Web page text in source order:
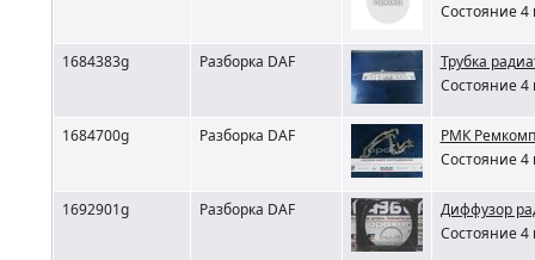
Состояние 4
1684383g Разборка DAF
Трубка
Состояние 4
1684700g Разборка DAF
РМК
Состояние 4
1692901g Разборка DAF
Диффузор
Состояние 4